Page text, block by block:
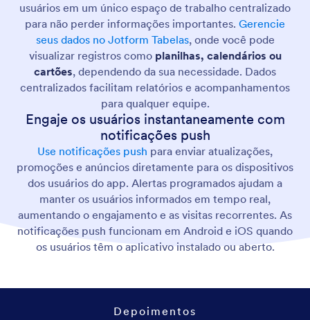
usuários em um único espaço de trabalho centralizado
para não perder informações importantes. Gerencie
seus dados no Jotform Tabelas, onde você pode
visualizar registros como planilhas, calendários ou
cartões, dependendo da sua necessidade. Dados
centralizados facilitam relatórios e acompanhamentos
para qualquer equipe.
Engaje os usuários instantaneamente com
notificações push
Use notificações push para enviar atualizações,
promoções e anúncios diretamente para os dispositivos
dos usuários do app. Alertas programados ajudam a
manter os usuários informados em tempo real,
aumentando o engajamento e as visitas recorrentes. As
notificações push funcionam em Android e iOS quando
os usuários têm o aplicativo instalado ou aberto.
Depoimentos